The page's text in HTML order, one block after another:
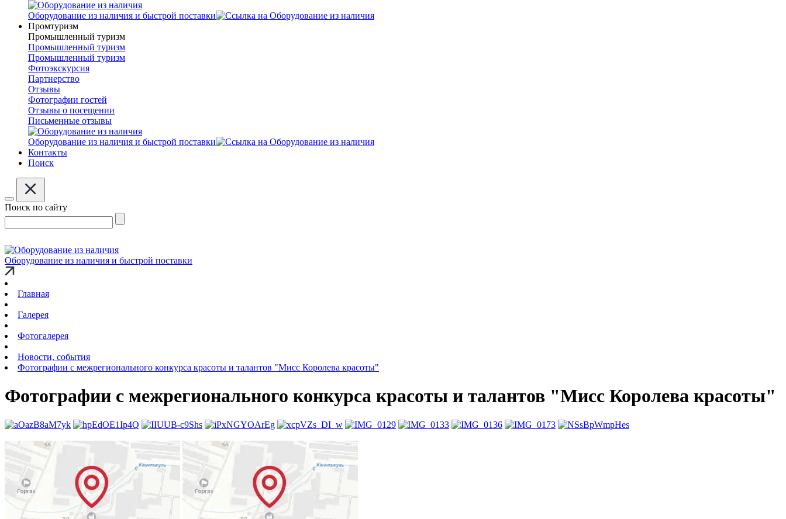
Оборудование из наличия и быстрой поставки
Промтуризм
Промышленный туризм
Промышленный туризм
Промышленный туризм
Фотоэкскурсия
Партнерство
Отзывы
Фотографии гостей
Отзывы о посещении
Письменные отзывы
Оборудование из наличия и быстрой поставки
Контакты
Поиск
Поиск по сайту
Оборудование из наличия и быстрой поставки
Главная
Галерея
Фотогалерея
Новости, события
Фотографии с межрегионального конкурса красоты и талантов "Мисс Королева красоты"
Фотографии с межрегионального конкурса красоты и талантов "Мисс Королева красоты"